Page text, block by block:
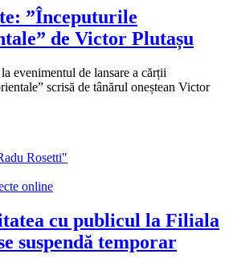
”Începuturile
de Victor Plutașu
evenimentul de lansare a cărții
scrisă de tânărul oneștean Victor
Rosetti"
online
cu publicul la Filiala
suspendă temporar